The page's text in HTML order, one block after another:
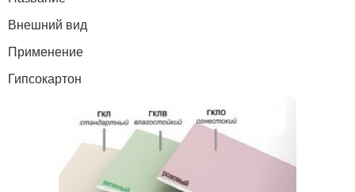
Внешний вид
Применение
Гипсокартон